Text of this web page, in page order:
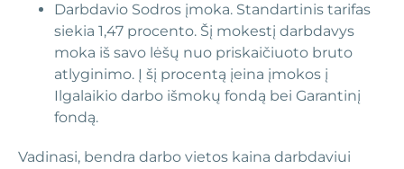
Darbdavio Sodros įmoka. Standartinis tarifas
siekia 1,47 procento. Šį mokestį darbdavys
moka iš savo lėšų nuo priskaičiuoto bruto
atlyginimo. Į šį procentą įeina įmokos į
Ilgalaikio darbo išmokų fondą bei Garantinį
fondą.
Vadinasi, bendra darbo vietos kaina darbdaviui